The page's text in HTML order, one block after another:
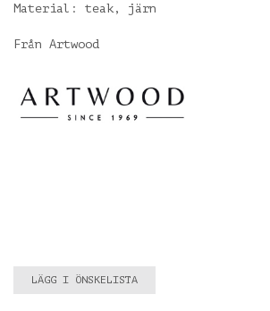
Material: teak, järn
Från Artwood
LÄGG I ÖNSKELISTA